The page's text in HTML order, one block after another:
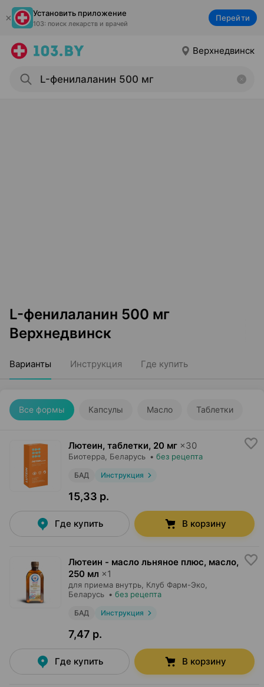
Установить приложение
103: поиск лекарств и врачей
Перейти
Верхнедвинск
L-фенилаланин 500 мг
Верхнедвинск
Варианты Инструкция Где купить
Все формы Капсулы Масло Таблетки
Лютеин, таблетки, 20 мг ×30
Биотерра , Беларусь • без рецепта
БАД Инструкция
15,33 р.
Где купить В корзину
Лютеин - масло льняное плюс, масло,
250 мл ×1
для приема внутрь, Клуб Фарм-Эко
Беларусь • без рецепта
БАД Инструкция
7,47 р.
Где купить В корзину